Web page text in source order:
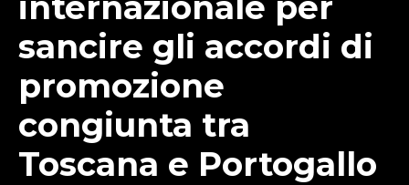
sancire gli accordi di
promozione
congiunta tra
Toscana e Portogallo